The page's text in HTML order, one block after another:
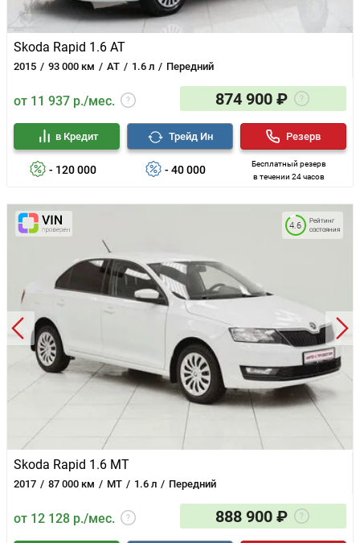
Skoda Rapid 1.6 AT
2015 93 000 км AT 1.6 л Передний
от 11 937 р./мес. 874 900 ₽
- 120 000
в Кредит
- 40 000
Трейд Ин
Бесплатный резерв
в течении 24 часов
Резерв
Skoda Rapid 1.6 MT
2017 87 000 км MT 1.6 л Передний
Рейтинг
состояния
4.6
от 12 128 р./мес. 888 900 ₽